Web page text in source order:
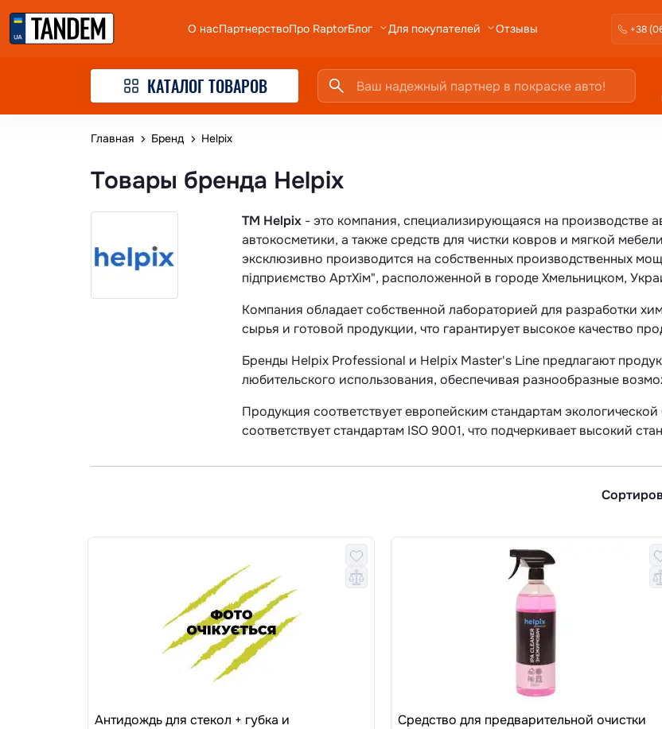
О насПартнерствоПро RaptorБлог Для покупателей Отзывы +38
КАТАЛОГ ТОВАРОВ
Главная Бренд Helpix
Товары бренда Helpix
TM Helpix - это компания, специализирующаяся на производстве
автокосметики, а также средств для чистки ковров и мягкой
эксклюзивно производится на собственных производственных
підприємство АртХім", расположенной в городе Хмельницком,
Компания обладает собственной лабораторией для разработки
сырья и готовой продукции, что гарантирует высокое качество
Бренды Helpix Professional и Helpix Master's Line предлагают
любительского использования, обеспечивая разнообразные
Продукция соответствует европейским стандартам
соответствует стандартам ISO 9001, что подчеркивает высокий
Антидождь для стекол + губка и
Средство для предварительной очистки